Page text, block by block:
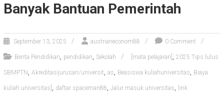
Banyak Bantuan Pemerintah
September 13, 2025 austrianeconom88 0 Comment
Berita Pendidikan, pendidikan, Sekolah [mata pelajaran] , 2025 Tips lulus
SBMPTN , Akreditasijurusan/universit, as, Beasiswa kuliahuniversitas, Biaya
kuliah universitas] , daftar spaceman88, Jalur masuk universitas, link